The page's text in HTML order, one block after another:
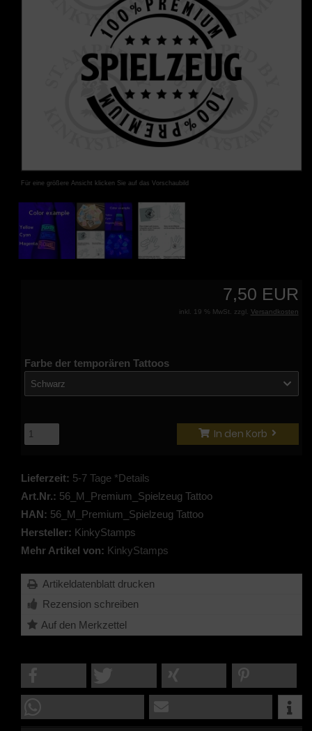
Für eine größere Ansicht klicken Sie auf das Vorschaubild
7,50 EUR
inkl. 19 % MwSt. zzgl. Versandkosten
Farbe der temporären Tattoos
Schwarz
In den Korb
Lieferzeit: 5-7 Tage *Details
Art.Nr.: 56_M_Premium_Spielzeug Tattoo
HAN: 56_M_Premium_Spielzeug Tattoo
Hersteller: KinkyStamps
Mehr Artikel von: KinkyStamps
Artikeldatenblatt drucken
Rezension schreiben